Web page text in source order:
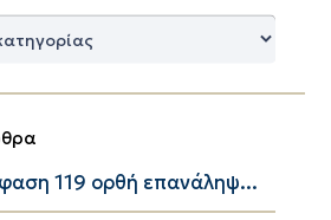
119 ορθή επανάληψ...